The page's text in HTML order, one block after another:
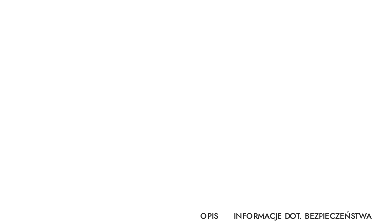
OPIS INFORMACJE DOT. BEZPIECZEŃSTWA